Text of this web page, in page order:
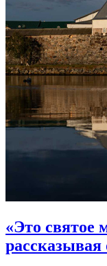
«Это святое
рассказывая